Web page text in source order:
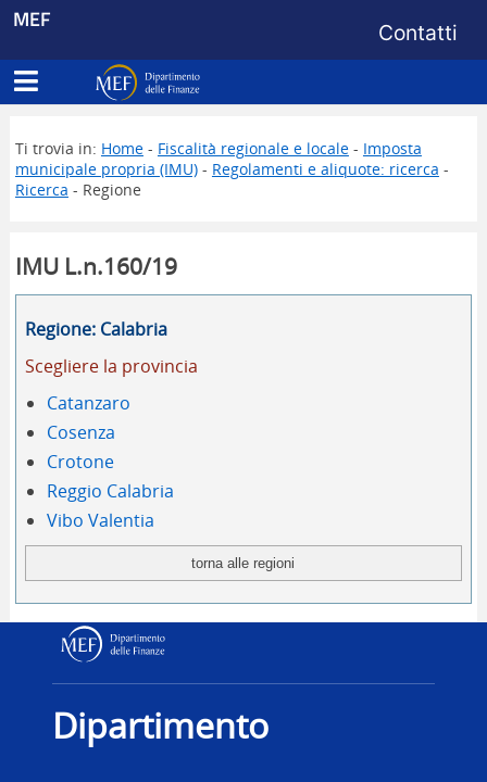
MEF Menu di
Contatti
Apri menu principale
Dipartimento delle Finanze
Ti trovia in: Home- Fiscalità regionale e locale- Imposta
municipale propria (IMU)- Regolamenti e aliquote: ricerca -
Ricerca - Regione
IMU L.n.160/19
Regione: Calabria
Scegliere la provincia
Catanzaro
Cosenza
Crotone
Reggio Calabria
Vibo Valentia
Dipartimento delle
Dipartimento